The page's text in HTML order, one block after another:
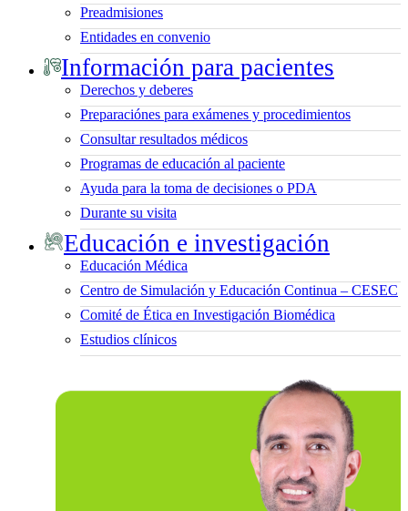
Preadmisiones
Entidades en convenio
Información para pacientes
Derechos y deberes
Preparaciónes para exámenes y procedimientos
Consultar resultados médicos
Programas de educación al paciente
Ayuda para la toma de decisiones o PDA
Durante su visita
Educación e investigación
Educación Médica
Centro de Simulación y Educación Continua – CESEC
Comité de Ética en Investigación Biomédica
Estudios clínicos